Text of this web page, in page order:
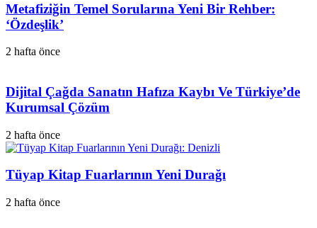
Metafiziğin Temel Sorularına Yeni Bir Rehber:
‘Özdeşlik’
2 hafta önce
Dijital Çağda Sanatın Hafıza Kaybı Ve Türkiye’de
Kurumsal Çözüm
2 hafta önce
Tüyap Kitap Fuarlarının Yeni Durağı
2 hafta önce